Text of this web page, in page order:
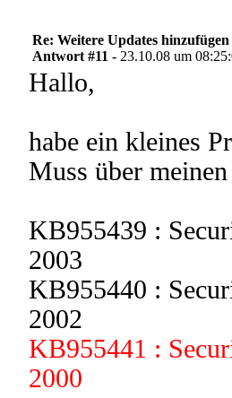
Re: Weitere Updates hinzufügen
Antwort #11 - 23.10.08 um
Hallo,
habe ein kleines
Muss über
KB955439 :
2003
KB955440 :
2002
KB955441 :
2000